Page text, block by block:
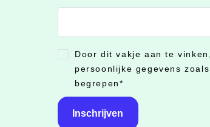
CONSENT *
Door dit vakje aan te
persoonlijke gegevens
begrepen*